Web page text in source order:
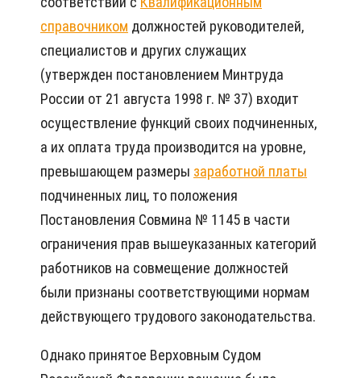
справочником должностей руководителей,
специалистов и других служащих
(утвержден постановлением Минтруда
России от 21 августа 1998 г. № 37) входит
осуществление функций своих подчиненных,
а их оплата труда производится на уровне,
превышающем размеры заработной платы
подчиненных лиц, то положения
Постановления Совмина № 1145 в части
ограничения прав вышеуказанных категорий
работников на совмещение должностей
были признаны соответствующими нормам
действующего трудового законодательства.
Однако принятое Верховным Судом